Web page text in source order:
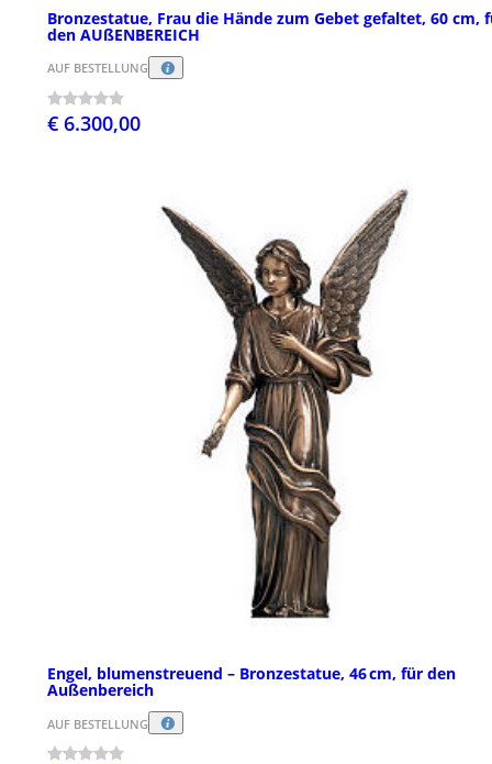
Bronzestatue, Frau die Hände zum Gebet gefaltet, 60 cm,
den AUßENBEREICH
AUF BESTELLUNG
€ 6.300,00
Engel, blumenstreuend – Bronzestatue, 46 cm, für den
Außenbereich
AUF BESTELLUNG